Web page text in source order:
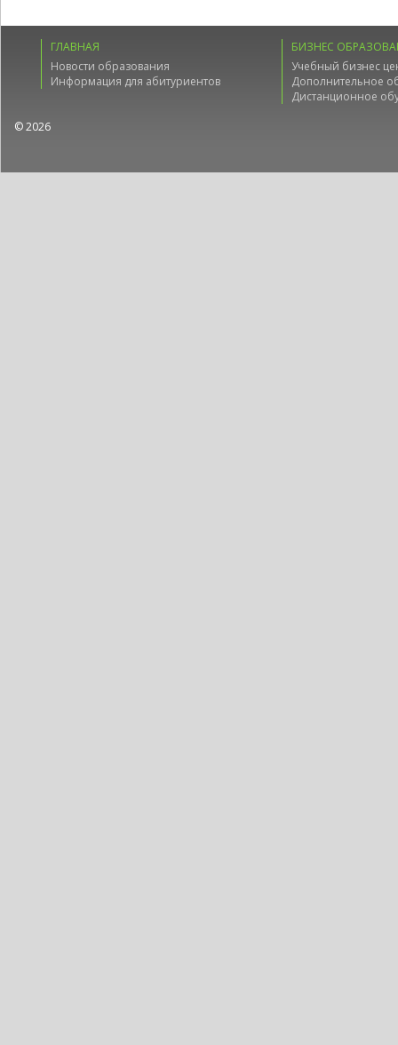
ГЛАВНАЯ
Новости образования
Информация для абитуриентов
БИЗНЕС
Учебный бизнес
Дополнительное
Дистанционное
© 2026